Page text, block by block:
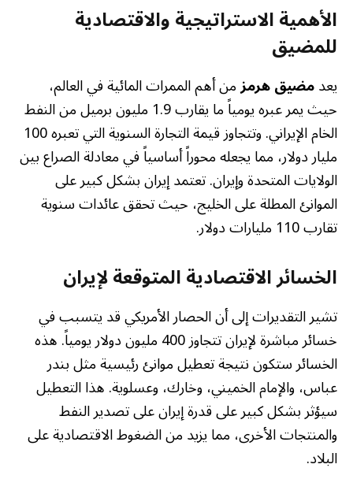
الأهمية الاستراتيجية والاقتصادية
للمضيق
يعدمضيق هرمزمن أهم الممرات المائية في العالم،
حيث يمر عبره يومياً ما يقارب 1.9 مليون برميل من النفط
الخام الإيراني. وتتجاوز قيمة التجارة السنوية التي تعبره 100
مليار دولار، مما يجعله محوراً أساسياً في معادلة الصراع بين
الولايات المتحدة وإيران. تعتمد إيران بشكل كبير على
الموانئ المطلة على الخليج، حيث تحقق عائدات سنوية
تقارب 110 مليارات دولار.
الخسائر الاقتصادية المتوقعة لإيران
تشير التقديرات إلى أن الحصار الأمريكي قد يتسبب في
خسائر مباشرة لإيران تتجاوز 400 مليون دولار يومياً. هذه
الخسائر ستكون نتيجة تعطيل موانئ رئيسية مثل بندر
عباس، والإمام الخميني، وخارك، وعسلوية. هذا التعطيل
سيؤثر بشكل كبير على قدرة إيران على تصدير النفط
والمنتجات الأخرى، مما يزيد من الضغوط الاقتصادية على
البلاد.